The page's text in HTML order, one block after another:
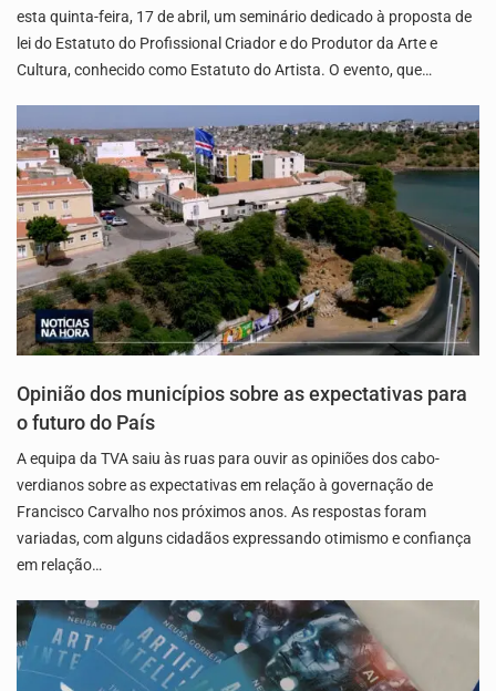
esta quinta-feira, 17 de abril, um seminário dedicado à proposta de
lei do Estatuto do Profissional Criador e do Produtor da Arte e
Cultura, conhecido como Estatuto do Artista. O evento, que…
Opinião dos municípios sobre as expectativas para
o futuro do País
A equipa da TVA saiu às ruas para ouvir as opiniões dos cabo-
verdianos sobre as expectativas em relação à governação de
Francisco Carvalho nos próximos anos. As respostas foram
variadas, com alguns cidadãos expressando otimismo e confiança
em relação…